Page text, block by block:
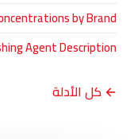
by Brand?
Agent Description
← كل الأدلة